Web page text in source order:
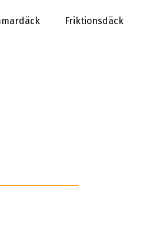
Friktionsdäck